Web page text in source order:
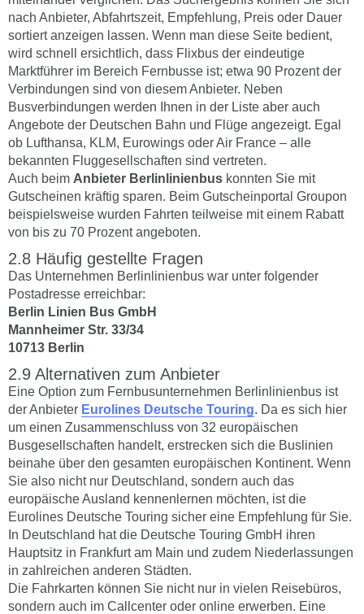
nach Anbieter, Abfahrtszeit, Empfehlung, Preis oder Dauer
sortiert anzeigen lassen. Wenn man diese Seite bedient,
wird schnell ersichtlich, dass Flixbus der eindeutige
Marktführer im Bereich Fernbusse ist; etwa 90 Prozent der
Verbindungen sind von diesem Anbieter. Neben
Busverbindungen werden Ihnen in der Liste aber auch
Angebote der Deutschen Bahn und Flüge angezeigt. Egal
ob Lufthansa, KLM, Eurowings oder Air France – alle
bekannten Fluggesellschaften sind vertreten.
Auch beim Anbieter Berlinlinienbus konnten Sie mit
Gutscheinen kräftig sparen. Beim Gutscheinportal Groupon
beispielsweise wurden Fahrten teilweise mit einem Rabatt
von bis zu 70 Prozent angeboten.
Häufig gestellte Fragen
Das Unternehmen Berlinlinienbus war unter folgender
Postadresse erreichbar:
Berlin Linien Bus GmbH
Mannheimer Str. 33/34
10713 Berlin
Alternativen zum Anbieter
Eine Option zum Fernbusunternehmen Berlinlinienbus ist
der Anbieter Eurolines Deutsche Touring. Da es sich hier
um einen Zusammenschluss von 32 europäischen
Busgesellschaften handelt, erstrecken sich die Buslinien
beinahe über den gesamten europäischen Kontinent. Wenn
Sie also nicht nur Deutschland, sondern auch das
europäische Ausland kennenlernen möchten, ist die
Eurolines Deutsche Touring sicher eine Empfehlung für Sie.
In Deutschland hat die Deutsche Touring GmbH ihren
Hauptsitz in Frankfurt am Main und zudem Niederlassungen
in zahlreichen anderen Städten.
Die Fahrkarten können Sie nicht nur in vielen Reisebüros,
sondern auch im Callcenter oder online erwerben. Eine